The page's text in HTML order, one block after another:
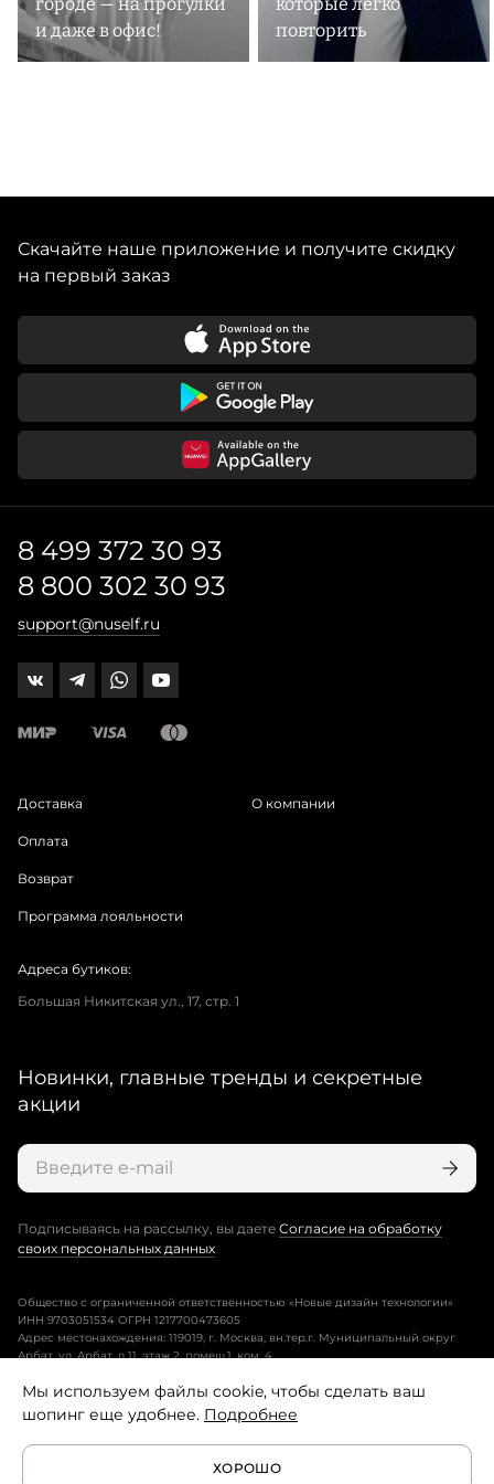
городе — на прогулки
и даже в офис!
которые легко
повторить
Скачайте наше приложение и получите скидку
на первый заказ
8 499 372 30 93
8 800 302 30 93
support@nuself.ru
Доставка
Оплата
Возврат
Программа лояльности
О компании
Адреса бутиков:
Большая Никитская ул., 17, стр. 1
Новинки, главные тренды и секретные
акции
Подписываясь на рассылку, вы даете Согласие на обработку
своих персональных данных
Общество с ограниченной ответственностью «Новые дизайн технологии»
ИНН 9703051534 ОГРН 1217700473605
Адрес местонахождения: 119019, г. Москва, вн.тер.г. Муниципальный округ
Арбат, ул. Арбат, д.11, этаж 2, помещ.1, ком. 4.
Пользовательское соглашение
Политика конфиденциальности
Мы используем файлы cookie, чтобы сделать ваш
шопинг еще удобнее. Подробнее
ХОРОШО